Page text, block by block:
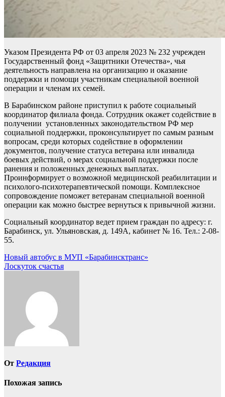
Указом Президента РФ от 03 апреля 2023 № 232 учрежден
Государственный фонд «Защитники Отечества», чья
деятельность направлена на организацию и оказание
поддержки и помощи участникам специальной военной
операции и членам их семей.
В Барабинском районе приступил к работе социальный
координатор филиала фонда. Сотрудник окажет содействие в
получении установленных законодательством РФ мер
социальной поддержки, проконсультирует по самым разным
вопросам, среди которых содействие в оформлении
документов, получение статуса ветерана или инвалида
боевых действий, о мерах социальной поддержки после
ранения и положенных денежных выплатах.
Проинформирует о возможной медицинской реабилитации и
психолого-психотерапевтической помощи. Комплексное
сопровождение поможет ветеранам специальной военной
операции как можно быстрее вернуться к привычной жизни.
Социальный координатор ведет прием граждан по адресу: г.
Барабинск, ул. Ульяновская, д. 149А, кабинет № 16. Тел.: 2-08-
55.
Навигация
по
Новый автобус в МУП «Барабинсктранс»
Лоскуток счастья
От Редакция
Похожая запись